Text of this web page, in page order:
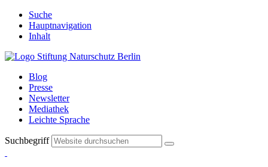
Suche
Hauptnavigation
Inhalt
Blog
Presse
Newsletter
Mediathek
Leichte Sprache
Suchbegriff